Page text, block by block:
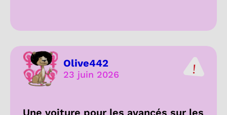
Olive442
23 juin 2026
Une voiture pour les avancés sur les